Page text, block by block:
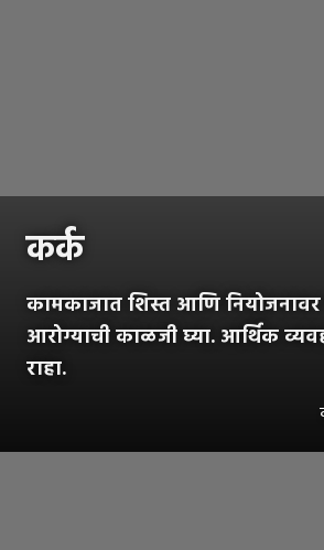
कर्क
कामकाजात शिस्त आणि नियोजनावर
आरोग्याची काळजी घ्या. आर्थिक
राहा.